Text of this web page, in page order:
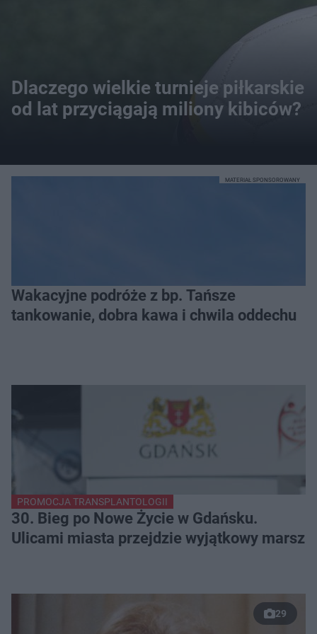
Dlaczego wielkie turnieje piłkarskie
od lat przyciągają miliony kibiców?
Wakacyjne podróże z bp. Tańsze
tankowanie, dobra kawa i chwila oddechu
MATERIAŁ SPONSOROWANY
PROMOCJA TRANSPLANTOLOGII
30. Bieg po Nowe Życie w Gdańsku.
Ulicami miasta przejdzie wyjątkowy marsz
29